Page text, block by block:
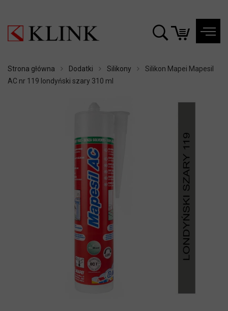
Strona główna Dodatki Silikony
Silikon Mapei Mapesil
AC nr 119 londyński szary 310 ml